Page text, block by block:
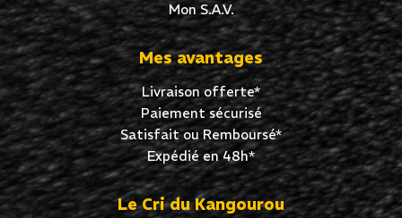
Mon S.A.V.
Mes avantages
Livraison offerte*
Paiement sécurisé
Satisfait ou Remboursé*
Expédié en 48h*
Le Cri du Kangourou